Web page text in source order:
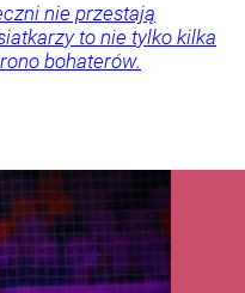
nie przestają
to nie tylko kilka
bohaterów.